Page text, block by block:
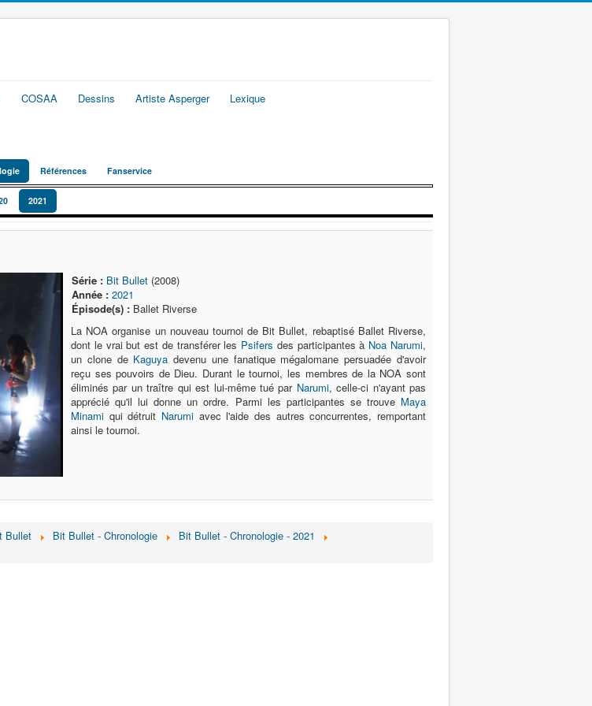
COSAA Dessins Artiste Asperger Lexique
Références Fanservice
2021
Série : Bit Bullet (2008)
Année : 2021
Épisode(s) : Ballet Riverse
La NOA organise un nouveau tournoi de Bit Bullet, rebaptisé Ballet Riverse,
dont le vrai but est de transférer les Psifers des participantes à Noa Narumi,
un clone de Kaguya devenu une fanatique mégalomane persuadée d'avoir
reçu ses pouvoirs de Dieu. Durant le tournoi, les membres de la NOA sont
éliminés par un traître qui est lui-même tué par Narumi, celle-ci n'ayant pas
apprécié qu'il lui donne un ordre. Parmi les participantes se trouve Maya
Minami qui détruit Narumi avec l'aide des autres concurrentes, remportant
ainsi le tournoi.
Bullet Bit Bullet - Chronologie
Bit Bullet - Chronologie - 2021